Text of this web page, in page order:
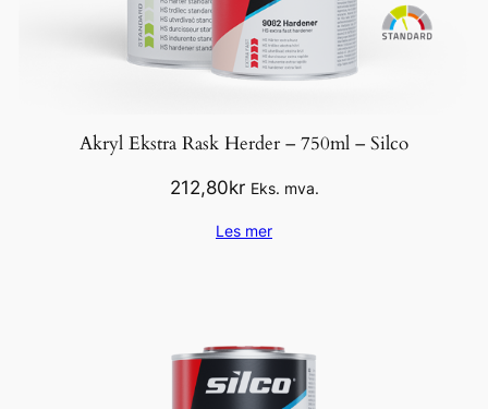
Akryl Ekstra Rask Herder – 750ml – Silco
212,80kr Eks. mva.
Les mer